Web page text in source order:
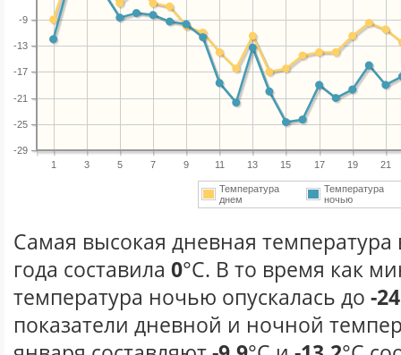
1 3 5 7 9 11 13 15 17 19 21
-29
-25
-21
-17
-13
-9
Температура
днем
Температура
ночью
Самая высокая дневная температура
года составила 0°С. В то время как
температура ночью опускалась до -24
показатели дневной и ночной